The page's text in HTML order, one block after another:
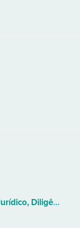
Jordan Mattos (Correspondente Jurídico, Diligências)